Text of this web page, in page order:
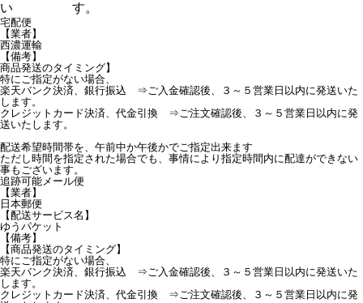
い
す。
宅配便
【業者】
西濃運輸
【備考】
商品発送のタイミング】
特にご指定がない場合、
楽天バンク決済、銀行振込 ⇒ご入金確認後、３～５営業日以内に発送いた
します。
クレジットカード決済、代金引換 ⇒ご注文確認後、３～５営業日以内に発
送いたします。
配送希望時間帯を、午前中か午後かでご指定出来ます
ただし時間を指定された場合でも、事情により指定時間内に配達ができない
事もございます。
追跡可能メール便
【業者】
日本郵便
【配送サービス名】
ゆうパケット
【備考】
【商品発送のタイミング】
特にご指定がない場合、
楽天バンク決済、銀行振込 ⇒ご入金確認後、３～５営業日以内に発送いた
します。
クレジットカード決済、代金引換 ⇒ご注文確認後、３～５営業日以内に発